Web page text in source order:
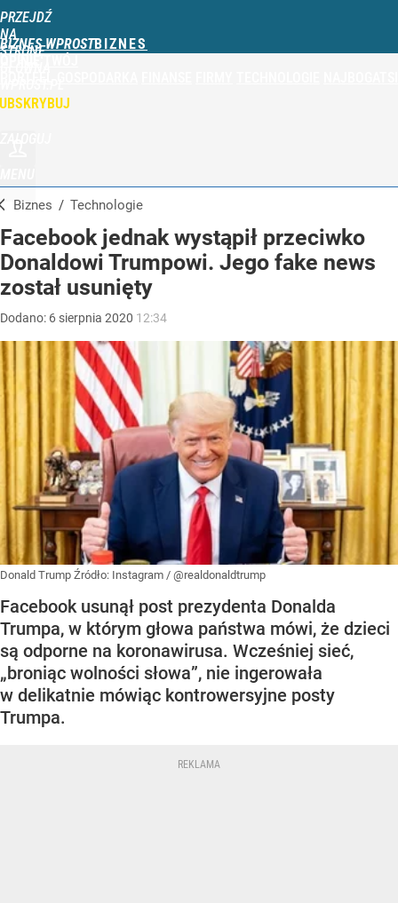
PRZEJDŹ
NA
STRONĘ
BIZNES WPROST
Biznes / Technologie
Facebook jednak wystąpił przeciwko
Donaldowi Trumpowi. Jego fake news
został usunięty
Dodano: 6 sierpnia 2020 12:34
Donald Trump Źródło: Instagram / @realdonaldtrump
Facebook usunął post prezydenta Donalda
Trumpa, w którym głowa państwa mówi, że dzieci
są odporne na koronawirusa. Wcześniej sieć,
„broniąc wolności słowa”, nie ingerowała
w delikatnie mówiąc kontrowersyjne posty
Trumpa.